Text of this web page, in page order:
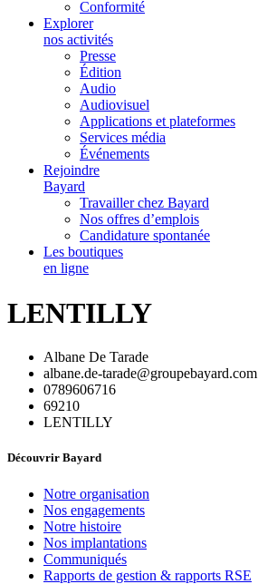
Conformité
Explorer
nos activités
Presse
Édition
Audio
Audiovisuel
Applications et plateformes
Services média
Événements
Rejoindre
Bayard
Travailler chez Bayard
Nos offres d’emplois
Candidature spontanée
Les boutiques
en ligne
LENTILLY
Albane De Tarade
albane.de-tarade@groupebayard.com
0789606716
69210
LENTILLY
Découvrir Bayard
Notre organisation
Nos engagements
Notre histoire
Nos implantations
Communiqués
Rapports de gestion & rapports RSE